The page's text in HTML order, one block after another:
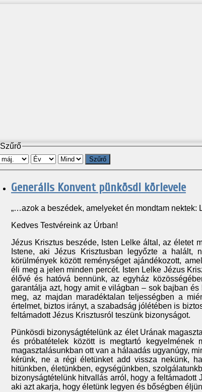
Szűrő
Szűrő
Generális Konvent pünkösdi körlevele
„…azok a beszédek, amelyeket én mondtam nektek:
Kedves Testvéreink az Úrban!
Jézus Krisztus beszéde, Isten Lelke által, az életet
Istene, aki Jézus Krisztusban legyőzte a halált,
körülmények között reménységet ajándékozott,
éli meg a jelen minden percét. Isten Lelke Jézus
élővé és hatóvá bennünk, az egyház
garantálja azt, hogy amit e világban – sok bajban
meg, az majdan maradéktalan teljességben a
értelmet, biztos irányt, a szabadság jólétében is
feltámadott Jézus Krisztusról teszünk bizonyságot.
Pünkösdi bizonyságtételünk az élet Urának
és próbatételek között is megtartó kegyelmének
magasztalásunkban ott van a hálaadás ugyanúgy,
kérünk, ne a régi életünket add vissza nekünk,
hitünkben, életünkben, egységünkben,
bizonyságtételünk hitvallás arról, hogy a
aki azt akarja, hogy életünk legyen és bőségben